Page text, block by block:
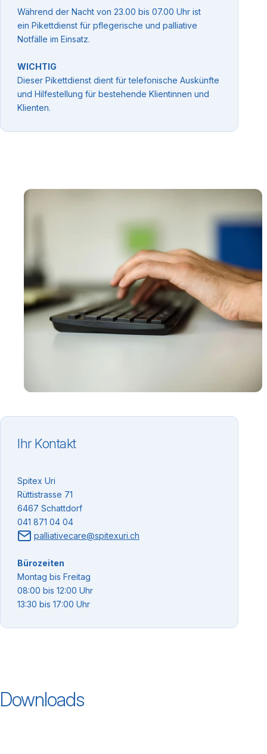
Während der Nacht von 23.00 bis 07.00 Uhr ist
ein Pikettdienst für pflegerische und palliative
Notfälle im Einsatz.
WICHTIG
Dieser Pikettdienst dient für telefonische Auskünfte
und Hilfestellung für bestehende Klientinnen und
Klienten.
Ihr Kontakt
Spitex Uri
Rüttistrasse 71
6467 Schattdorf
041 871 04 04
palliativecare@spitexuri.ch
Bürozeiten
Montag bis Freitag
08:00 bis 12:00 Uhr
13:30 bis 17:00 Uhr
Downloads